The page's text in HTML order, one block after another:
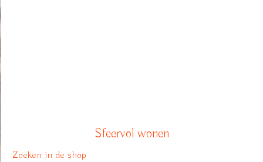
Sfeervol wonen
Zoeken in de shop